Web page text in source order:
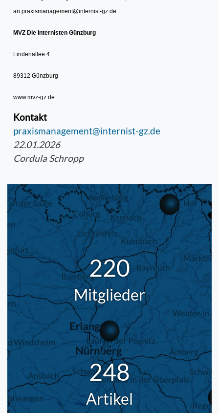
an praxismanagement@internist-gz.de
MVZ Die Internisten Günzburg
Lindenallee 4
89312 Günzburg
www.mvz-gz.de
Kontakt
praxismanagement@internist-gz.de
22.01.2026
Cordula Schropp
220
Mitglieder
248
Artikel